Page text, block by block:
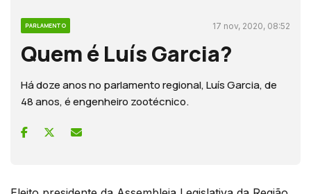
PARLAMENTO 17 nov, 2020, 08:52
Quem é Luís Garcia?
Há doze anos no parlamento regional, Luís Garcia, de
48 anos, é engenheiro zootécnico.